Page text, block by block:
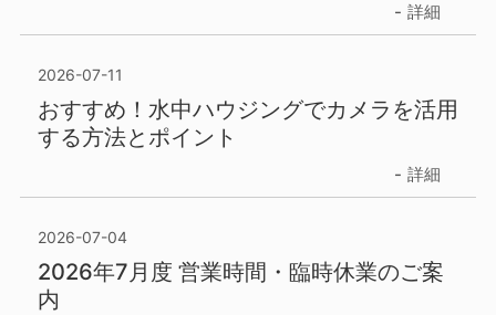
詳細
2026-07-11
おすすめ！水中ハウジングでカメラを活用
する方法とポイント
詳細
2026-07-04
2026年7月度 営業時間・臨時休業のご案
内